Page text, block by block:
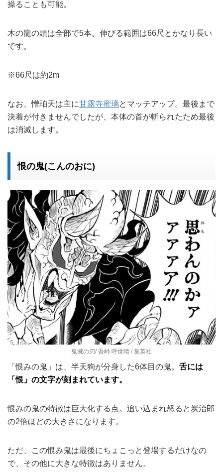
操ることも可能。
木の龍の頭は全部で5本。伸びる範囲は66尺とかなり長い
です。
※66尺は約2m
なお、憎珀天は主に甘露寺蜜璃とマッチアップ。最後まで
決着が付きませんでしたが、本体の首が斬られたため最後
は消滅します。
恨の鬼(こんのおに)
鬼滅の刃/ 吾峠 呼世晴 / 集英社
「恨みの鬼」は、半天狗が分身した6体目の鬼。 舌には
「恨」の文字が刻まれています。
恨みの鬼の特徴は巨大化する点。追い込まれ怒ると炭治郎
の2倍ほどの大きさになります。
ただ、この恨み鬼は最後にちょこっと登場するだけなの
で、その他に大きな特徴はありません。